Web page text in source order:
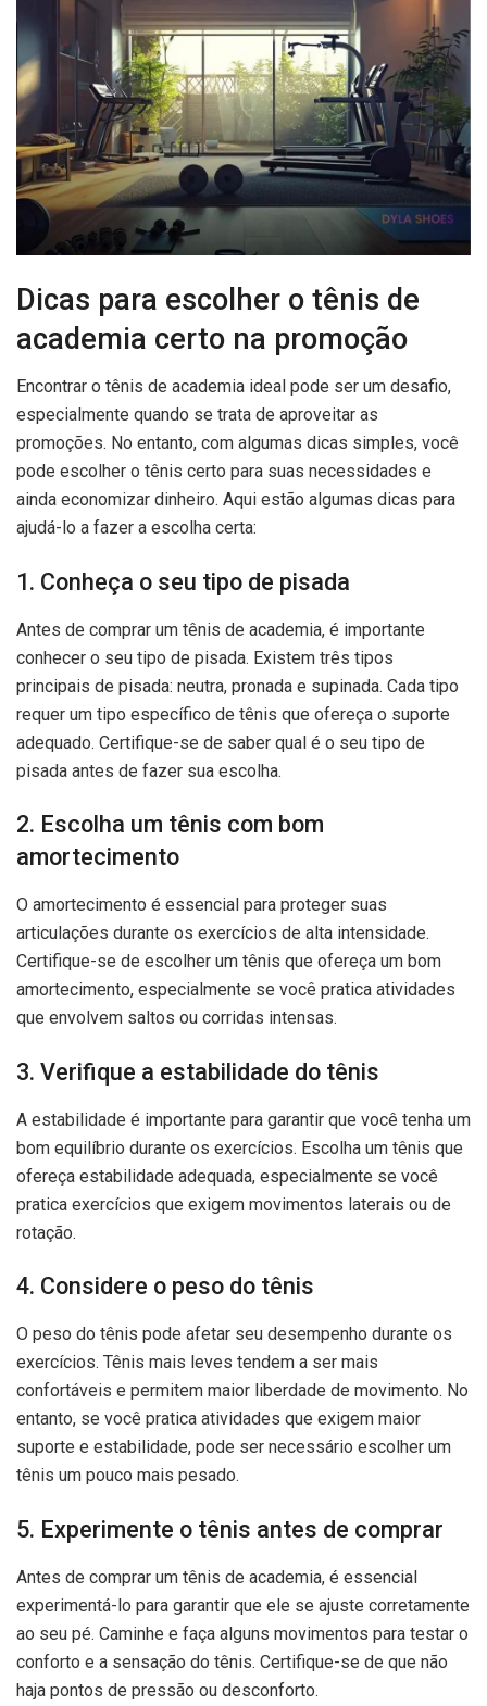
Dicas para escolher o tênis de
academia certo na promoção
Encontrar o tênis de academia ideal pode ser um desafio,
especialmente quando se trata de aproveitar as
promoções. No entanto, com algumas dicas simples, você
pode escolher o tênis certo para suas necessidades e
ainda economizar dinheiro. Aqui estão algumas dicas para
ajudá-lo a fazer a escolha certa:
1. Conheça o seu tipo de pisada
Antes de comprar um tênis de academia, é importante
conhecer o seu tipo de pisada. Existem três tipos
principais de pisada: neutra, pronada e supinada. Cada tipo
requer um tipo específico de tênis que ofereça o suporte
adequado. Certifique-se de saber qual é o seu tipo de
pisada antes de fazer sua escolha.
2. Escolha um tênis com bom
amortecimento
O amortecimento é essencial para proteger suas
articulações durante os exercícios de alta intensidade.
Certifique-se de escolher um tênis que ofereça um bom
amortecimento, especialmente se você pratica atividades
que envolvem saltos ou corridas intensas.
3. Verifique a estabilidade do tênis
A estabilidade é importante para garantir que você tenha um
bom equilíbrio durante os exercícios. Escolha um tênis que
ofereça estabilidade adequada, especialmente se você
pratica exercícios que exigem movimentos laterais ou de
rotação.
4. Considere o peso do tênis
O peso do tênis pode afetar seu desempenho durante os
exercícios. Tênis mais leves tendem a ser mais
confortáveis e permitem maior liberdade de movimento. No
entanto, se você pratica atividades que exigem maior
suporte e estabilidade, pode ser necessário escolher um
tênis um pouco mais pesado.
5. Experimente o tênis antes de comprar
Antes de comprar um tênis de academia, é essencial
experimentá-lo para garantir que ele se ajuste corretamente
ao seu pé. Caminhe e faça alguns movimentos para testar o
conforto e a sensação do tênis. Certifique-se de que não
haja pontos de pressão ou desconforto.